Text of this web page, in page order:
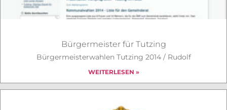
Bürgermeister für Tutzing
Bürgermeisterwahlen Tutzing 2014 / Rudolf
WEITERLESEN »